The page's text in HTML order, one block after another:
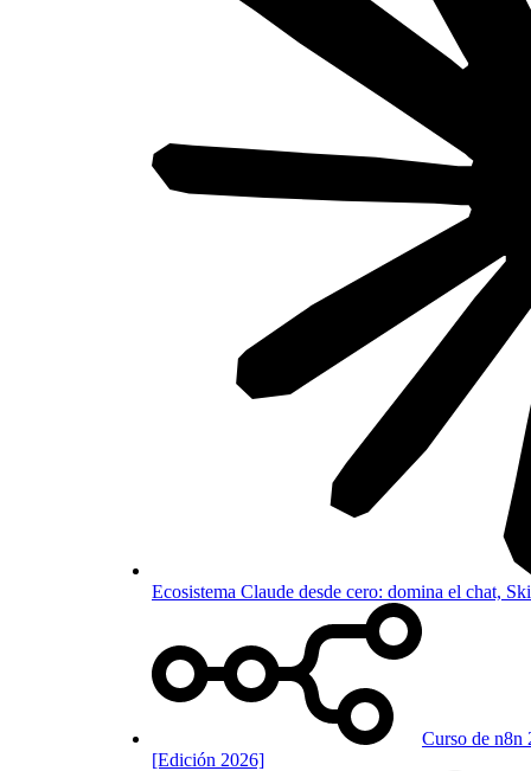
Ecosistema Claude desde cero: domina el chat,
Curso de n8n
[Edición 2026]